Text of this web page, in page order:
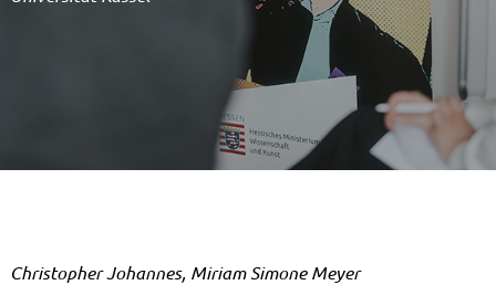
Christopher Johannes, Miriam Simone Meyer